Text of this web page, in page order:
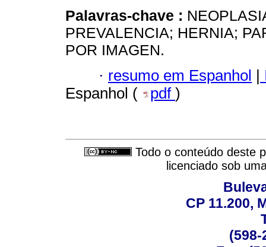
Palavras-chave :
PREVALENCIA; HERNIA;
POR IMAGEN.
· resumo em Espanhol |
Espanhol (
pdf )
Todo o conteúdo deste
licenciado sob
CP 11.200,
(598-